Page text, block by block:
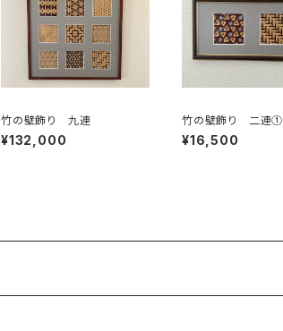
竹の壁飾り 九連
¥132,000
竹の壁飾り 二連①
¥16,500